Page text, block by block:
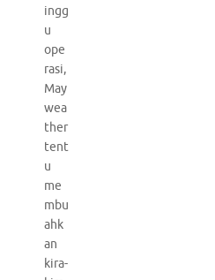
ingg
u
ope
rasi,
May
wea
ther
tent
u
me
mbu
ahk
an
kira-